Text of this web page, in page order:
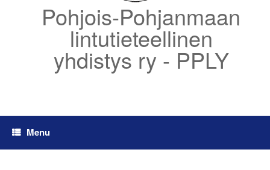
Pohjois-Pohjanmaan
lintutieteellinen
yhdistys ry - PPLY
Menu